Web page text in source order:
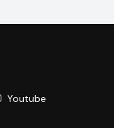
Youtube